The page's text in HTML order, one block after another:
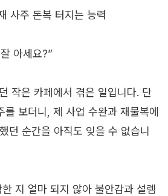
아세요?”
작은 카페에서 겪은 일입니다. 단
를 보더니, 제 사업 수완과 재물복에
던 순간을 아직도 잊을 수 없습니
지 얼마 되지 않아 불안감과 설렘